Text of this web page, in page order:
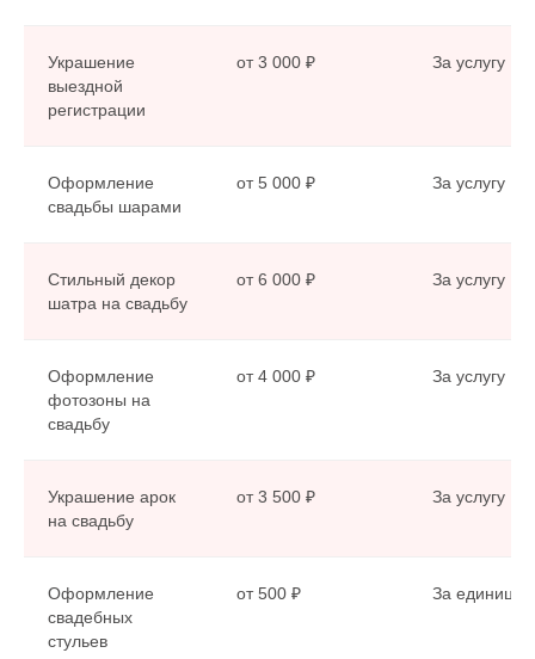
Украшение
выездной
регистрации
от 3 000 ₽ За услугу
Оформление
свадьбы шарами
от 5 000 ₽ За услугу
Стильный декор
шатра на свадьбу
от 6 000 ₽ За услугу
Оформление
фотозоны на
свадьбу
от 4 000 ₽ За услугу
Украшение арок
на свадьбу
от 3 500 ₽ За услугу
Оформление
свадебных
стульев
от 500 ₽ За единицу